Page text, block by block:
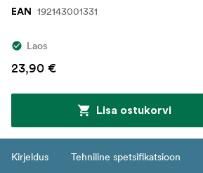
EAN 192143001331
Laos
23,90 €
Lisa ostukorvi
Kirjeldus Tehniline spetsifikatsioon